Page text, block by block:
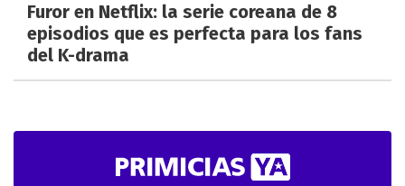
Furor en Netflix: la serie coreana de 8
episodios que es perfecta para los fans
del K-drama